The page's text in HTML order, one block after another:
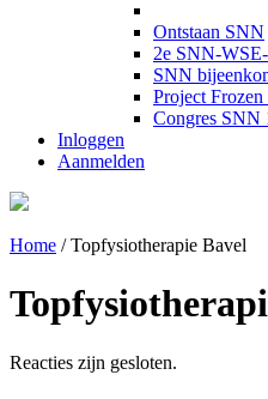
Ontstaan SNN
2e SNN-
SNN
Project
Congres SNN
Inloggen
Aanmelden
Home /Topfysiotherapie Bavel
Reacties zijn gesloten.